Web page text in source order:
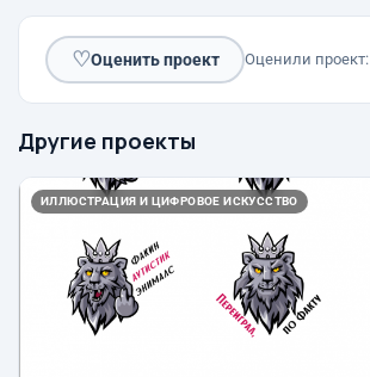
♡Оценить проект Оценили проект:
Другие проекты
ИЛЛЮСТРАЦИЯ И ЦИФРОВОЕ ИСКУССТВО